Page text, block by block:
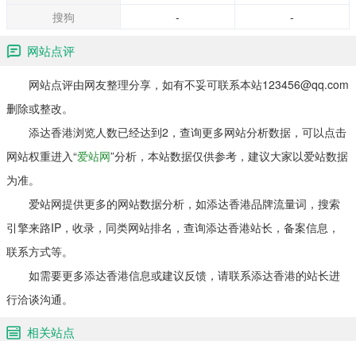
搜狗
- -
网站点评
网站点评由网友整理分享，如有不妥可联系本站123456@qq.com
删除或整改。
添达香港浏览人数已经达到2，查询更多网站分析数据，可以点击
网站权重进入“爱站网”分析，本站数据仅供参考，建议大家以爱站数据
为准。
爱站网提供更多的网站数据分析，如添达香港品牌流量词，搜索
引擎来路IP，收录，同类网站排名，查询添达香港站长，备案信息，
联系方式等。
如需要更多添达香港信息或建议反馈，请联系添达香港的站长进
行洽谈沟通。
相关站点